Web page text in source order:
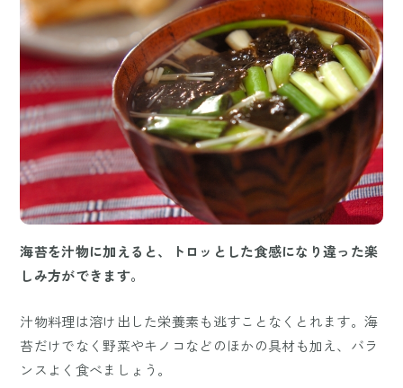
海苔を汁物に加えると、トロッとした食感になり違った楽
しみ方ができます。
汁物料理は溶け出した栄養素も逃すことなくとれます。海
苔だけでなく野菜やキノコなどのほかの具材も加え、バラ
ンスよく食べましょう。